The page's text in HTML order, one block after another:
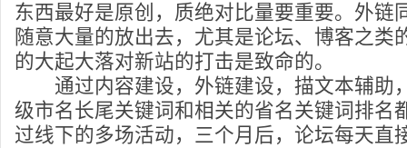
东西最好是原创，质绝对比量要重要。外链
随意大量的放出去，尤其是论坛、博客之类
的大起大落对新站的打击是致命的。
通过内容建设，外链建设，描文本辅助
级市名长尾关键词和相关的省名关键词排名
过线下的多场活动，三个月后，论坛每天直